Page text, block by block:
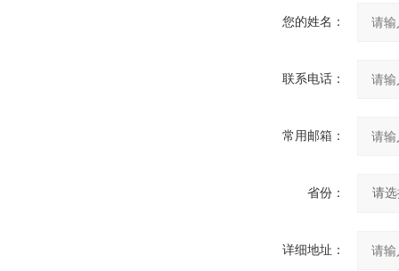
您的姓名：
联系电话：
常用邮箱：
省份：
详细地址：